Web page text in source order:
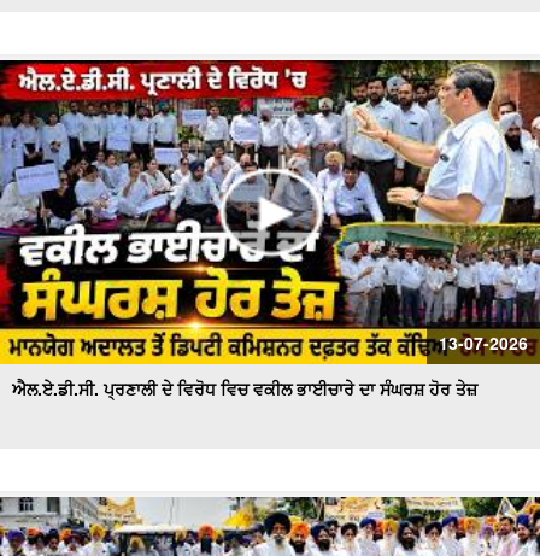
13-07-2026
ਐਲ.ਏ.ਡੀ.ਸੀ. ਪ੍ਰਣਾਲੀ ਦੇ ਵਿਰੋਧ ਵਿਚ ਵਕੀਲ ਭਾਈਚਾਰੇ ਦਾ ਸੰਘਰਸ਼ ਹੋਰ ਤੇਜ਼